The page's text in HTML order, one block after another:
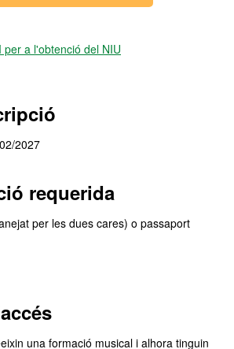
per a l'obtenció del NIU
2027
requerida
per les dues cares) o passaport
una formació musical i alhora tinguin